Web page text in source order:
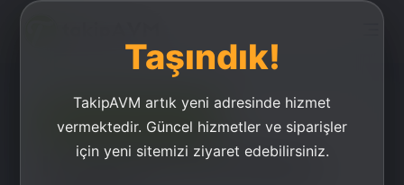
Taşındık!
TakipAVM artık yeni adresinde hizmet
vermektedir. Güncel hizmetler ve siparişler
için yeni sitemizi ziyaret edebilirsiniz.
Ucuz Takipçi Satın Al
İnstagram’da Neden